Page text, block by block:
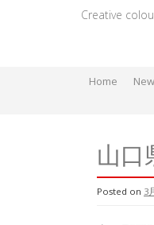
Creative
Home
山
Posted on 3